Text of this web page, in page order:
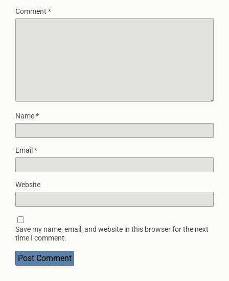
Comment *
Name*
Email *
Website
Save my name, email, and website in this browser for the next
time I comment.